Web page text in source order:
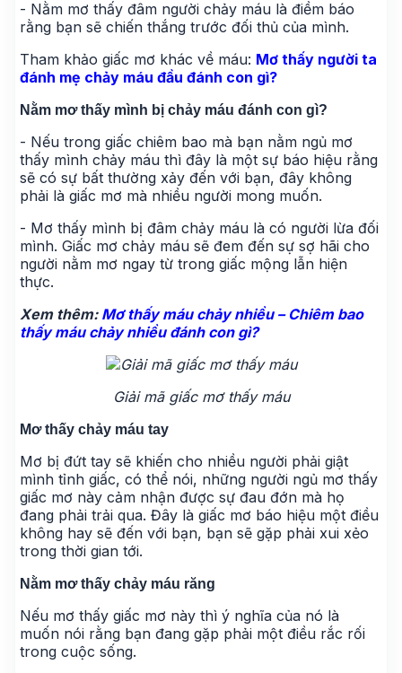
- Nằm mơ thấy đâm người chảy máu là điềm báo
rằng bạn sẽ chiến thắng trước đối thủ của mình.
Tham khảo giấc mơ khác về máu: Mơ thấy người ta
đánh mẹ chảy máu đầu đánh con gì?
Nằm mơ thấy mình bị chảy máu đánh con gì?
- Nếu trong giấc chiêm bao mà bạn nằm ngủ mơ
thấy mình chảy máu thì đây là một sự báo hiệu rằng
sẽ có sự bất thường xảy đến với bạn, đây không
phải là giấc mơ mà nhiều người mong muốn.
- Mơ thấy mình bị đâm chảy máu là có người lừa đối
mình. Giấc mơ chảy máu sẽ đem đến sự sợ hãi cho
người nằm mơ ngay từ trong giấc mộng lẫn hiện
thực.
Xem thêm: Mơ thấy máu chảy nhiều – Chiêm bao
thấy máu chảy nhiều đánh con gì?
Giải mã giấc mơ thấy máu
Mơ thấy chảy máu tay
Mơ bị đứt tay sẽ khiến cho nhiều người phải giật
mình tỉnh giấc, có thể nói, những người ngủ mơ thấy
giấc mơ này cảm nhận được sự đau đớn mà họ
đang phải trải qua. Đây là giấc mơ báo hiệu một điều
không hay sẽ đến với bạn, bạn sẽ gặp phải xui xẻo
trong thời gian tới.
Nằm mơ thấy chảy máu răng
Nếu mơ thấy giấc mơ này thì ý nghĩa của nó là
muốn nói rằng bạn đang gặp phải một điều rắc rối
trong cuộc sống.